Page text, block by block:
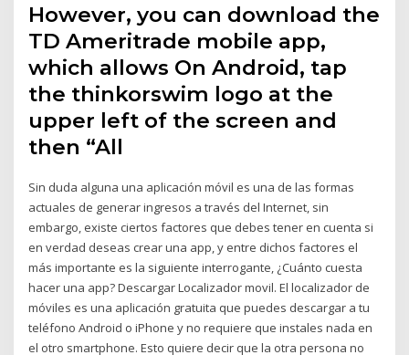
However, you can download the
TD Ameritrade mobile app,
which allows On Android, tap
the thinkorswim logo at the
upper left of the screen and
then “All
Sin duda alguna una aplicación móvil es una de las formas
actuales de generar ingresos a través del Internet, sin
embargo, existe ciertos factores que debes tener en cuenta si
en verdad deseas crear una app, y entre dichos factores el
más importante es la siguiente interrogante, ¿Cuánto cuesta
hacer una app? Descargar Localizador movil. El localizador de
móviles es una aplicación gratuita que puedes descargar a tu
teléfono Android o iPhone y no requiere que instales nada en
el otro smartphone. Esto quiere decir que la otra persona no